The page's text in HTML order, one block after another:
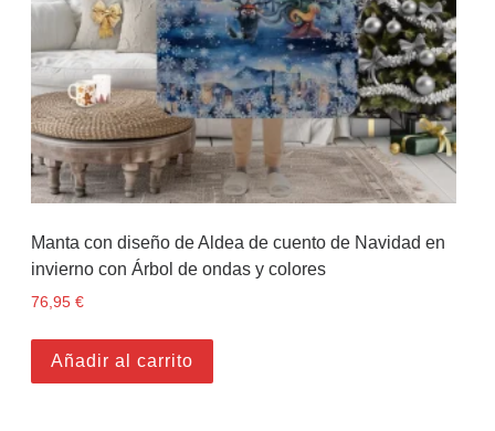
Manta con diseño de Aldea de cuento de Navidad en
invierno con Árbol de ondas y colores
76,95 €
Añadir al carrito